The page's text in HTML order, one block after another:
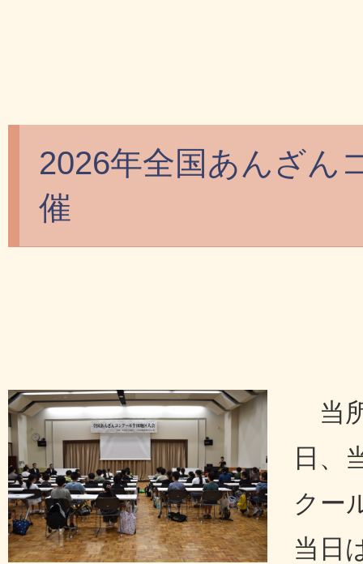
2026年全国あんざん
催
当
日、
クー
当日